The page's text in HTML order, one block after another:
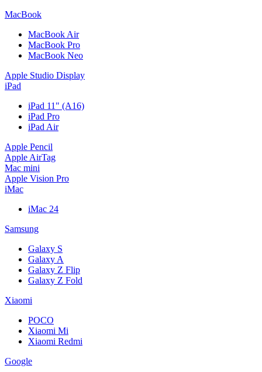
MacBook
MacBook Air
MacBook Pro
MacBook Neo
Apple Studio Display
iPad
iPad 11" (A16)
iPad Pro
iPad Air
Apple Pencil
Apple AirTag
Mac mini
Apple Vision Pro
iMac
iMac 24
Samsung
Galaxy S
Galaxy A
Galaxy Z Flip
Galaxy Z Fold
Xiaomi
POCO
Xiaomi Mi
Xiaomi Redmi
Google